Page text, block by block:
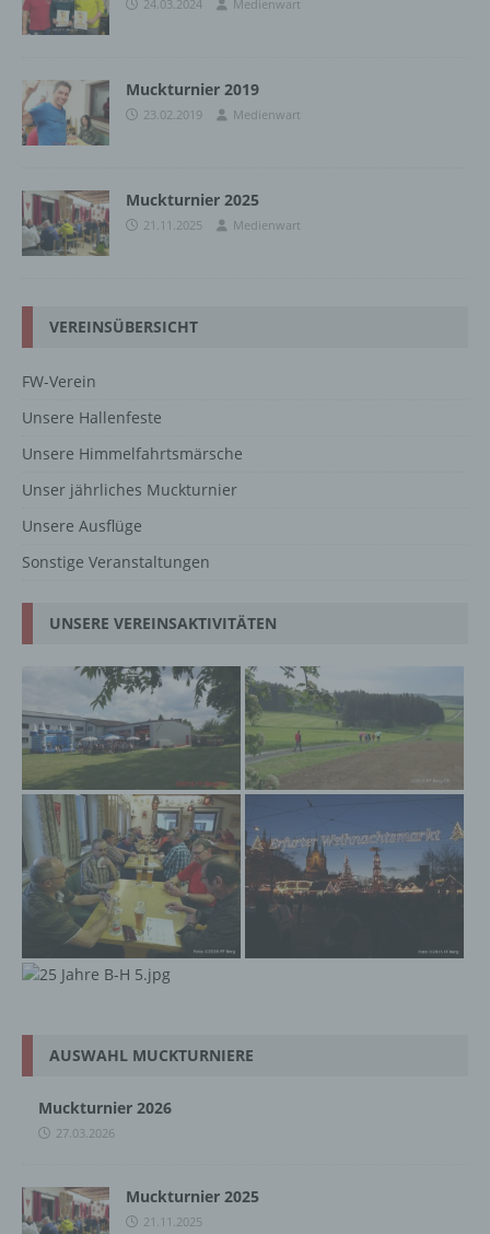
24.03.2024 Medienwart
Muckturnier 2019
23.02.2019 Medienwart
Muckturnier 2025
21.11.2025 Medienwart
VEREINSÜBERSICHT
FW-Verein
Unsere Hallenfeste
Unsere Himmelfahrtsmärsche
Unser jährliches Muckturnier
Unsere Ausflüge
Sonstige Veranstaltungen
UNSERE VEREINSAKTIVITÄTEN
AUSWAHL MUCKTURNIERE
Muckturnier 2026
27.03.2026
Muckturnier 2025
21.11.2025